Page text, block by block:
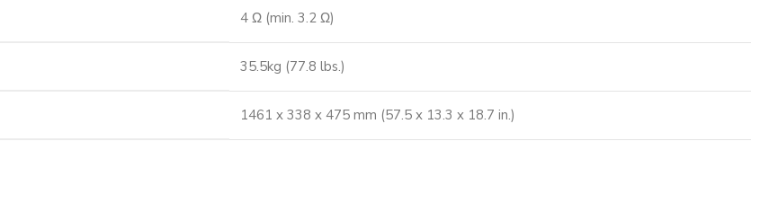
4 Ω (min. 3.2 Ω)
35.5kg (77.8 lbs.)
1461 x 338 x 475 mm (57.5 x 13.3 x 18.7 in.)